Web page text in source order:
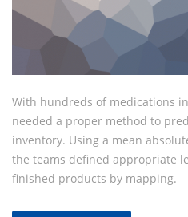
With hundreds of medications
needed a proper method to
inventory. Using a mean
the teams defined appropriate
finished products by mapping.